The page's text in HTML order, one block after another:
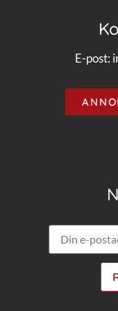
E-post: